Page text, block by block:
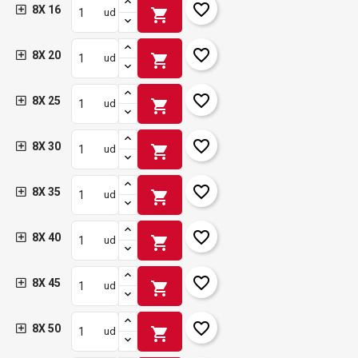
8X 16 ud shopping_cart favorite_border
8X 20 ud shopping_cart favorite_border
8X 25 ud shopping_cart favorite_border
8X 30 ud shopping_cart favorite_border
8X 35 ud shopping_cart favorite_border
8X 40 ud shopping_cart favorite_border
8X 45 ud shopping_cart favorite_border
8X 50 ud shopping_cart favorite_border